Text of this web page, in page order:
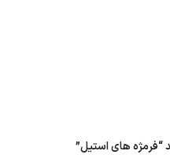
“فرمژه های استیل”